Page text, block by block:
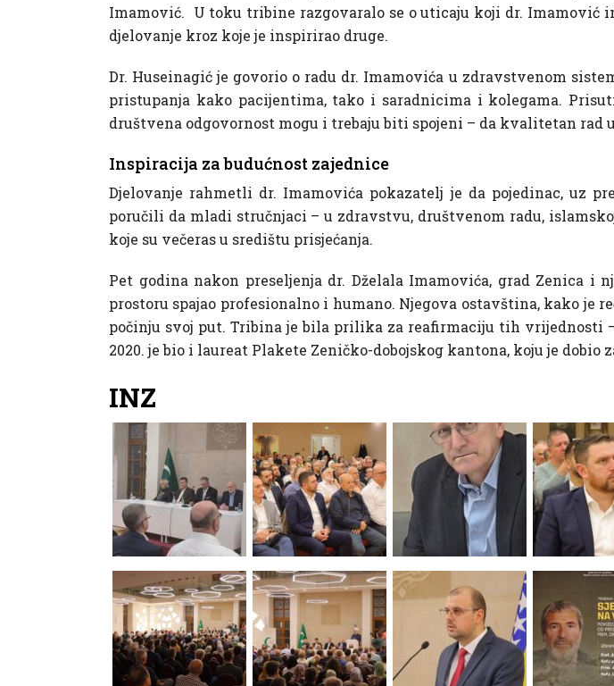
Imamović. U toku tribine razgovaralo se o uticaju koji dr. Imamović
djelovanje kroz koje je inspirirao druge.
Dr. Huseinagić je govorio o radu dr. Imamovića u zdravstvenom
pristupanja kako pacijentima, tako i saradnicima i kolegama.
društvena odgovornost mogu i trebaju biti spojeni – da kvalitetan
Inspiracija za budućnost zajednice
Djelovanje rahmetli dr. Imamovića pokazatelj je da pojedinac, uz
poručili da mladi stručnjaci – u zdravstvu, društvenom radu,
koje su večeras u središtu prisjećanja.
Pet godina nakon preseljenja dr. Dželala Imamovića, grad Zenica
prostoru spajao profesionalno i humano. Njegova ostavština, kako je
počinju svoj put. Tribina je bila prilika za reafirmaciju tih vrijednosti
2020. je bio i laureat Plakete Zeničko-dobojskog kantona, koju je
INZ